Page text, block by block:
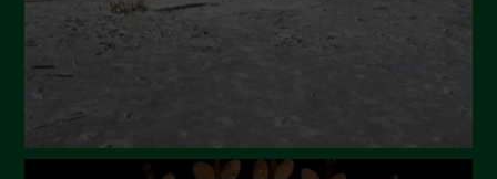
Marzo 2024
Febbraio 2024